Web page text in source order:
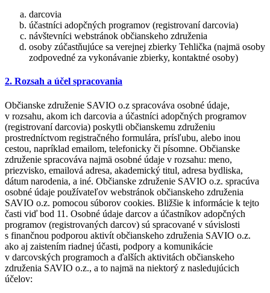
darcovia
účastníci adopčných programov (registrovaní darcovia)
návštevníci webstránok občianskeho združenia
osoby zúčastňujúce sa verejnej zbierky Tehlička (najmä osoby
zodpovedné za vykonávanie zbierky, kontaktné osoby)
2. Rozsah a účel spracovania
Občianske združenie SAVIO o.z spracováva osobné údaje,
v rozsahu, akom ich darcovia a účastníci adopčných programov
(registrovaní darcovia) poskytli občianskemu združeniu
prostredníctvom registračného formulára, prísľubu, alebo inou
cestou, napríklad emailom, telefonicky či písomne. Občianske
združenie spracováva najmä osobné údaje v rozsahu: meno,
priezvisko, emailová adresa, akademický titul, adresa bydliska,
dátum narodenia, a iné. Občianske združenie SAVIO o.z. spracúva
osobné údaje používateľov webstránok občianskeho združenia
SAVIO o.z. pomocou súborov cookies. Bližšie k informácie k tejto
časti viď bod 11. Osobné údaje darcov a účastníkov adopčných
programov (registrovaných darcov) sú spracované v súvislosti
s finančnou podporou aktivít občianskeho združenia SAVIO o.z.
ako aj zaistením riadnej účasti, podpory a komunikácie
v darcovských programoch a ďalších aktivitách občianskeho
združenia SAVIO o.z., a to najmä na niektorý z nasledujúcich
účelov: